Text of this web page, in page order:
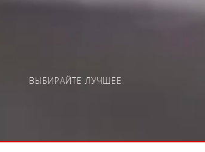
ВЫБИРАЙТЕ ЛУЧШЕЕ